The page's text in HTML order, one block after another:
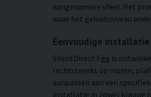
aangenamere sfeer. Het
waar het geluidsniveau
Eenvoudige
SilentDirect Egg is
rechtstreeks op muren,
aanpassen aan een
installatie in zowel krappe